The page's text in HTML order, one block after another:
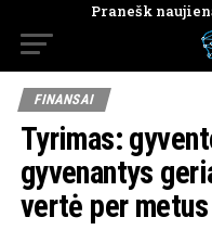
Pranešk
FINANSAI
Tyrimas:
gyvenantys
vertė per